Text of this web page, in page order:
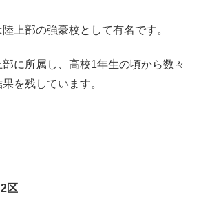
上部の強豪校として有名です。
に所属し、高校1年生の頃から数々
を残しています。
区